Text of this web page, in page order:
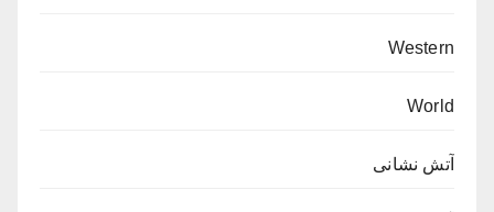
Western
World
آتش نشانی